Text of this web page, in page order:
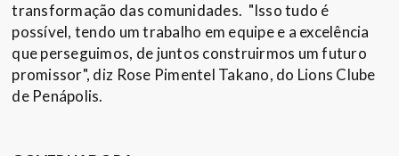
transformação das comunidades. "Isso tudo é
possível, tendo um trabalho em equipe e a excelência
que perseguimos, de juntos construirmos um futuro
promissor", diz Rose Pimentel Takano, do Lions Clube
de Penápolis.